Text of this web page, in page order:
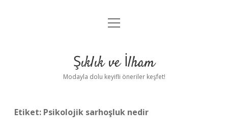
Anasayfa
Yasal Uyarı
menüyü
Şıklık ve İlham
Modayla dolu keyifli öneriler keşfet!
Etiket: Psikolojik sarhoşluk nedir